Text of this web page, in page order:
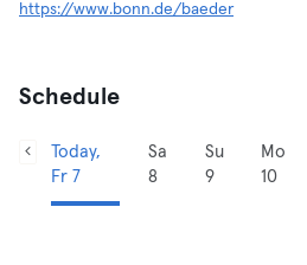
https://www.bonn.de/baeder
Schedule
Today,
Fr 7
Sa
8
Su
9
Mo
10